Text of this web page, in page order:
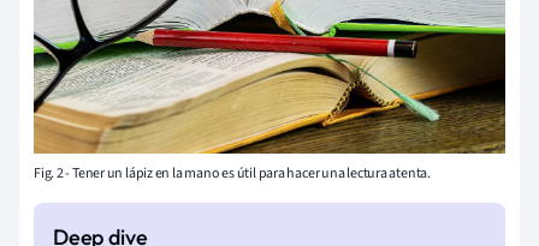
Fig. 2 - Tener un lápiz en la mano es útil para hacer una lectura atenta.